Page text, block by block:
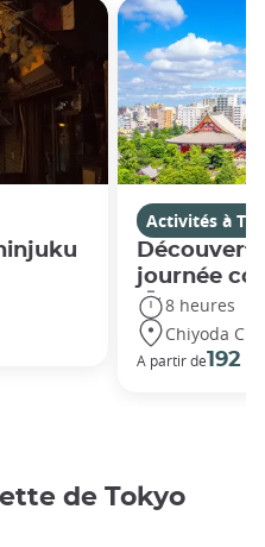
Activités à
journée
8 heures
Chiyoda City
A partir de192 €
de Tokyo